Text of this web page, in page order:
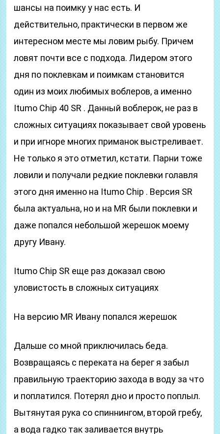
шансы на поимку у нас есть. И
действительно, практически в первом же
интересном месте мы ловим рыбу. Причем
ловят почти все с подхода. Лидером этого
дня по поклевкам и поимкам становится
один из моих любимых воблеров, а именно
Itumo Chip 40 SR . Данный воблерок, не раз в
сложных ситуациях показывает свой уровень
и при игноре многих приманок выстреливает.
Не только я это отметил, кстати. Парни тоже
ловили и получали редкие поклевки голавля
этого дня именно на Itumo Chip . Версия SR
была актуальна, но и на MR были поклевки и
даже попался небольшой жерешок моему
другу Ивану.
Itumo Chip SR еще раз доказал свою
уловистость в сложных ситуациях
На версию MR Ивану попался жерешок
Дальше со мной приключилась беда.
Возвращаясь с переката на берег я забыл
правильную траекторию захода в воду за что
и поплатился. Потерял дно и просто поплыл.
Вытянутая рука со спиннингом, второй гребу,
а вода гадко так заливается внутрь